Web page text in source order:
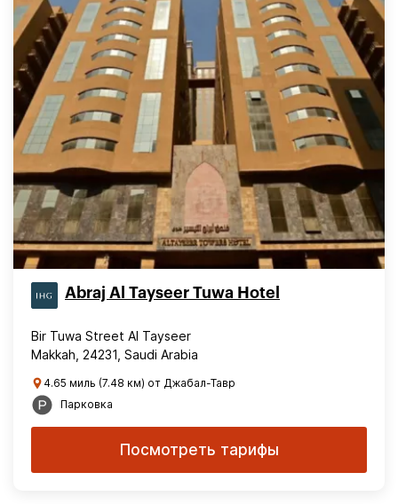
Abraj Al Tayseer Tuwa Hotel
Bir Tuwa Street Al Tayseer
Makkah, 24231, Saudi Arabia
4.65 миль (7.48 км) от Джабал-Тавр
Парковка
Посмотреть тарифы